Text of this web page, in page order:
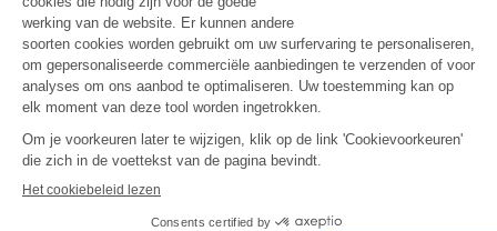
6, van het belang is bij het ontstaan van deze
ziekte. Deze inzichten kunnen uiteindelijk leiden tot
meergerichtereenminder toxische
behandelingenvoor patienten die gediagnosticeerd
Alle gefinancierde projecten